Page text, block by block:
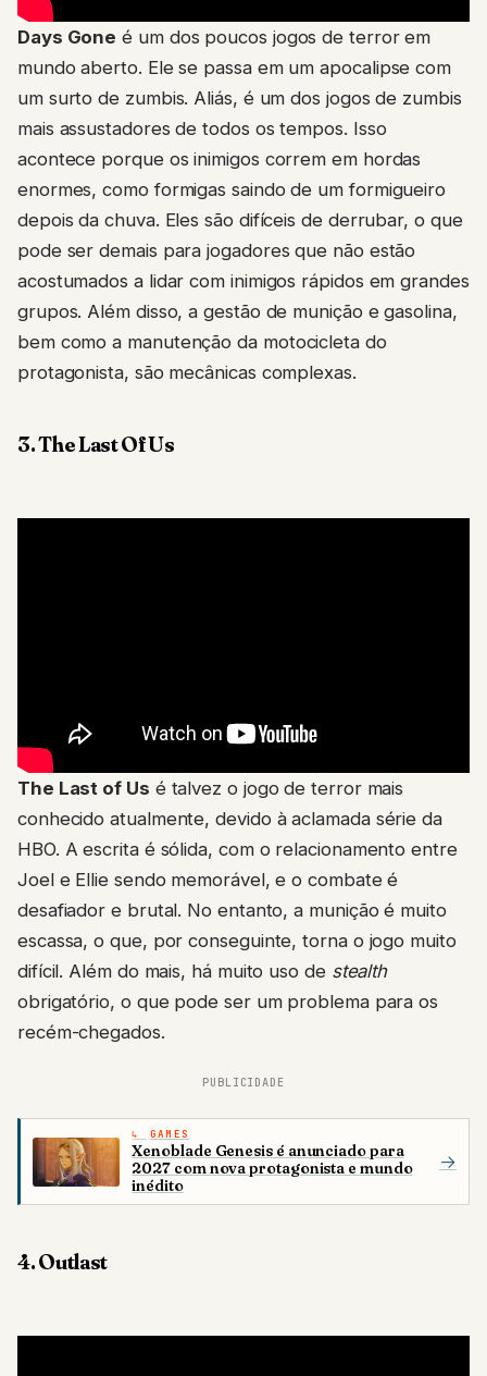
Days Gone é um dos poucos jogos de terror em
mundo aberto. Ele se passa em um apocalipse com
um surto de zumbis. Aliás, é um dos jogos de zumbis
mais assustadores de todos os tempos. Isso
acontece porque os inimigos correm em hordas
enormes, como formigas saindo de um formigueiro
depois da chuva. Eles são difíceis de derrubar, o que
pode ser demais para jogadores que não estão
acostumados a lidar com inimigos rápidos em grandes
grupos. Além disso, a gestão de munição e gasolina,
bem como a manutenção da motocicleta do
protagonista, são mecânicas complexas.
3. The Last Of Us
The Last of Us é talvez o jogo de terror mais
conhecido atualmente, devido à aclamada série da
HBO. A escrita é sólida, com o relacionamento entre
Joel e Ellie sendo memorável, e o combate é
desafiador e brutal. No entanto, a munição é muito
escassa, o que, por conseguinte, torna o jogo muito
difícil. Além do mais, há muito uso de stealth
obrigatório, o que pode ser um problema para os
recém-chegados.
PUBLICIDADE
GAMES
Xenoblade Genesis é anunciado para
2027 com nova protagonista e mundo
inédito
→
4. Outlast